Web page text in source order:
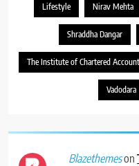
Lifestyle Nirav Mehta
Shraddha Dangar
The Institute of Chartered
Vadodara
Blazethemeson